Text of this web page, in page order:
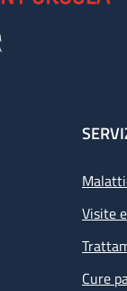
Visite
Cure